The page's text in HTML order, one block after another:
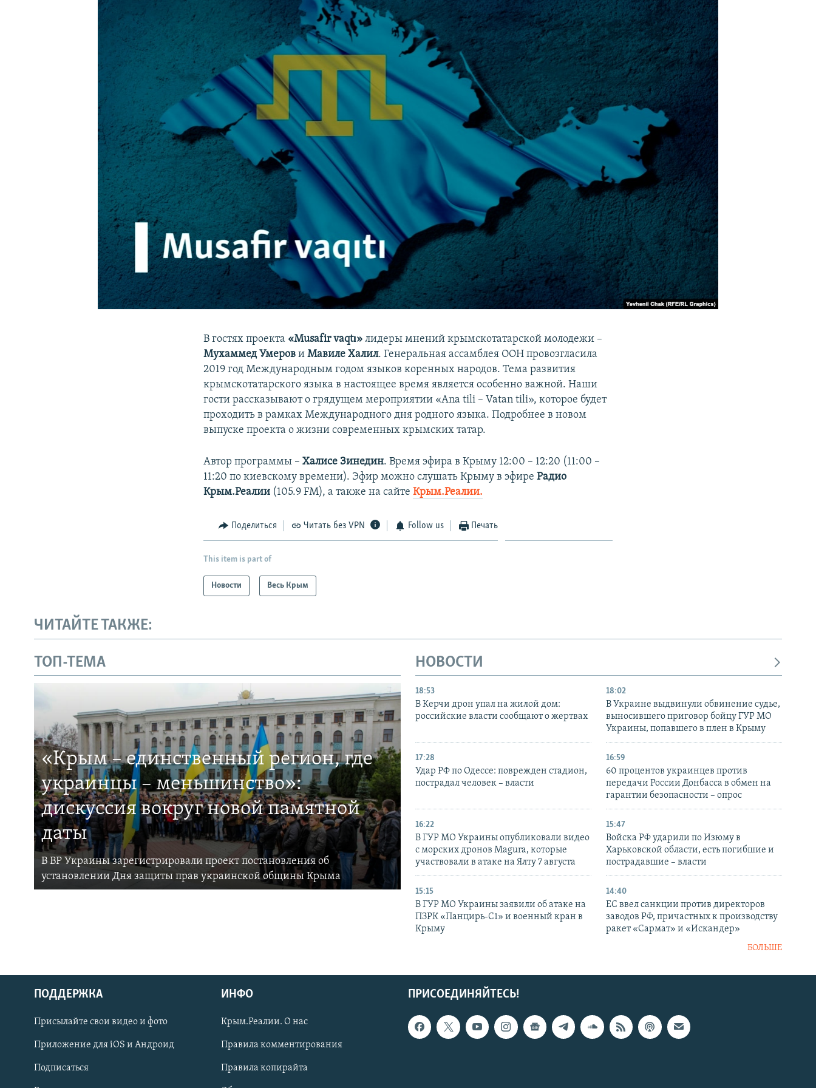
УКРАИНСКАЯ ПРОБЛЕМА КРЫМА
Українською
Qırımtatar
ПРИСОЕДИНЯЙТЕСЬ!
В гостях проекта «Musafir vaqtı» лидеры мнений крымскотатарской молодежи –
Мухаммед Умеров и Мавиле Халил. Генеральная ассамблея ООН провозгласила
2019 год Международным годом языков коренных народов. Тема развития
крымскотатарского языка в настоящее время является особенно важной. Наши
гости рассказывают о грядущем мероприятии «Ana tili – Vatan tili», которое будет
проходить в рамках Международного дня родного языка. Подробнее в новом
выпуске проекта о жизни современных крымских татар.
Автор программы –Халисе Зинедин. Время эфира в Крыму 12:00 – 12:20 (11:00 –
11:20 по киевскому времени). Эфир можно слушать Крыму в эфиреРадио
Крым.Реалии (105.9 FM), а также на сайтеКрым.Реалии.
Поделиться Читать без VPN Follow us Печать
This item is part of
Новости Весь Крым
ЧИТАЙТЕ ТАКЖЕ:
ТОП-ТЕМА
«Крым – единственный регион, где
украинцы – меньшинство»:
дискуссия вокруг новой памятной
даты
В ВР Украины зарегистрировали проект постановления об
установлении Дня защиты прав украинской общины Крыма
НОВОСТИ
18:53
В Керчи дрон упал на жилой дом:
российские власти сообщают о жертвах
18:02
В Украине выдвинули обвинение судье,
выносившего приговор бойцу ГУР МО
Украины, попавшего в плен в Крыму
17:28
Удар РФ по Одессе: поврежден стадион,
пострадал человек – власти
16:59
60 процентов украинцев против
передачи России Донбасса в обмен на
гарантии безопасности – опрос
16:22
В ГУР МО Украины опубликовали видео
с морских дронов Magura, которые
участвовали в атаке на Ялту 7 августа
15:47
Войска РФ ударили по Изюму в
Харьковской области, есть погибшие и
пострадавшие – власти
15:15
В ГУР МО Украины заявили об атаке на
ПЗРК «Панцирь-С1» и военный кран в
Крыму
14:40
ЕС ввел санкции против директоров
заводов РФ, причастных к производству
ракет «Сармат» и «Искандер»
БОЛЬШЕ
ПРИСОЕДИНЯЙТЕСЬ!
ПОДДЕРЖКА
Присылайте свои видео и фото
Приложение для iOS и Андроид
Подписаться
ИНФО
Крым.Реалии. О нас
Правила комментирования
Правила копирайта